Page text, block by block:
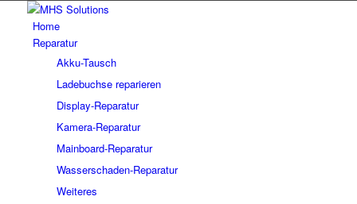
Home
Reparatur
Akku-Tausch
Ladebuchse reparieren
Display-Reparatur
Kamera-Reparatur
Mainboard-Reparatur
Wasserschaden-Reparatur
Weiteres